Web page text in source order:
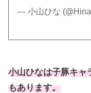
— 小山ひな
小山ひなは子豚キャ
もあります。